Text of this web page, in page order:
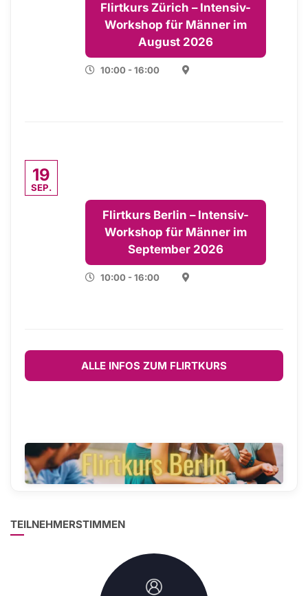
Flirtkurs Zürich – Intensiv-
Workshop für Männer im
August 2026
10:00 - 16:00
19
SEP.
Flirtkurs Berlin – Intensiv-
Workshop für Männer im
September 2026
10:00 - 16:00
ALLE INFOS ZUM FLIRTKURS
TEILNEHMERSTIMMEN